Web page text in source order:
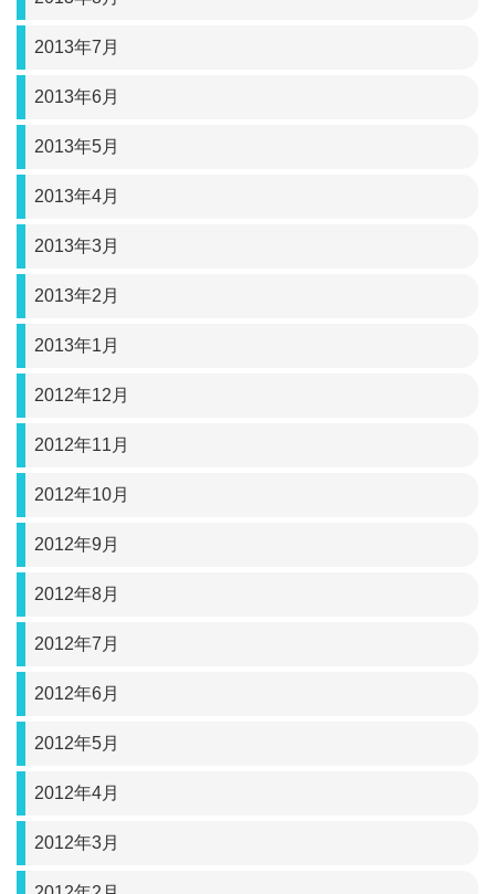
2013年7月
2013年6月
2013年5月
2013年4月
2013年3月
2013年2月
2013年1月
2012年12月
2012年11月
2012年10月
2012年9月
2012年8月
2012年7月
2012年6月
2012年5月
2012年4月
2012年3月